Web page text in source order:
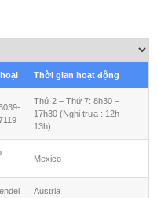
Thời gian hoạt động
Thứ 2 – Thứ 7: 8h30 –
17h30 (Nghỉ trưa : 12h –
13h)
Mexico
Austria